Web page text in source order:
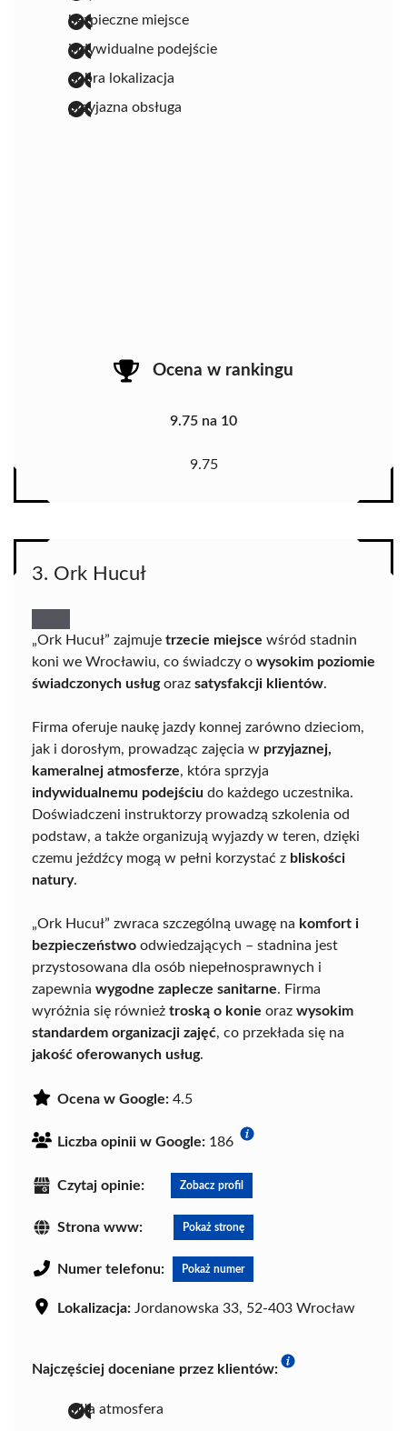
bezpieczne miejsce
indywidualne podejście
dobra lokalizacja
przyjazna obsługa
Ocena w rankingu
9.75 na 10
9.75
3. Ork Hucuł
„Ork Hucuł” zajmuje trzecie miejsce wśród stadnin
koni we Wrocławiu, co świadczy o wysokim poziomie
świadczonych usługoraz satysfakcji klientów.
Firma oferuje naukę jazdy konnej zarówno dzieciom,
jak i dorosłym, prowadząc zajęcia w przyjaznej,
kameralnej atmosferze, która sprzyja
indywidualnemu podejściu do każdego uczestnika.
Doświadczeni instruktorzy prowadzą szkolenia od
podstaw, a także organizują wyjazdy w teren, dzięki
czemu jeźdźcy mogą w pełni korzystać z bliskości
natury.
„Ork Hucuł” zwraca szczególną uwagę na komfort i
bezpieczeństwo odwiedzających – stadnina jest
przystosowana dla osób niepełnosprawnych i
zapewnia wygodne zaplecze sanitarne. Firma
wyróżnia się również troską o konie oraz wysokim
standardem organizacji zajęć, co przekłada się na
jakość oferowanych usług.
Ocena w Google: 4.5
Liczba opinii w Google: 186
Czytaj opinie: Zobacz profil
Strona www: Pokaż stronę
Numer telefonu: Pokaż numer
Lokalizacja: Jordanowska 33, 52-403 Wrocław
Najczęściej doceniane przez klientów:
miła atmosfera